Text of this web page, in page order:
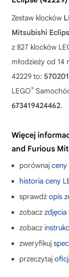
Zestaw klocków
Mitsubishi
z 827 klocków
młodzieży od 14
42229 to:
LEGO®
673419424462.
Więcej
and Furious
porównaj ceny
historia ceny
sprawdź opis
zobacz zdjęcia
zobacz
zweryfikuj
przeczytaj